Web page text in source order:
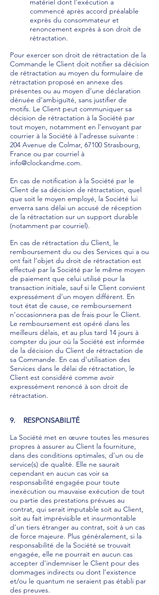
matériel dont l'exécution a
commencé après accord préalable
exprès du consommateur et
renoncement exprès à son droit de
rétractation.
Pour exercer son droit de rétractation de la
Commande le Client doit notifier sa décision
de rétractation au moyen du formulaire de
rétractation proposé en annexe des
présentes ou au moyen d’une déclaration
dénuée d’ambiguïté, sans justifier de
motifs. Le Client peut communiquer sa
décision de rétractation à la Société par
tout moyen, notamment en l’envoyant par
courrier à la Société à l’adresse suivante :
204 Avenue de Colmar, 67100 Strasbourg,
France ou par courriel à
info@clockandme.com.
En cas de notification à la Société par le
Client de sa décision de rétractation, quel
que soit le moyen employé, la Société lui
enverra sans délai un accusé de réception
de la rétractation sur un support durable
(notamment par courriel).
En cas de rétractation du Client, le
remboursement du ou des Services qui a ou
ont fait l’objet du droit de rétractation est
effectué par la Société par le même moyen
de paiement que celui utilisé pour la
transaction initiale, sauf si le Client convient
expressément d’un moyen différent. En
tout état de cause, ce remboursement
n’occasionnera pas de frais pour le Client.
Le remboursement est opéré dans les
meilleurs délais, et au plus tard 14 jours à
compter du jour où la Société est informée
de la décision du Client de rétractation de
sa Commande. En cas d’utilisation des
Services dans le délai de rétractation, le
Client est considéré comme avoir
expressément renoncé à son droit de
rétractation.
9. RESPONSABILITÉ
La Société met en œuvre toutes les mesures
propres à assurer au Client la fourniture,
dans des conditions optimales, d’un ou de
service(s) de qualité. Elle ne saurait
cependant en aucun cas voir sa
responsabilité engagée pour toute
inexécution ou mauvaise exécution de tout
ou partie des prestations prévues au
contrat, qui serait imputable soit au Client,
soit au fait imprévisible et insurmontable
d’un tiers étranger au contrat, soit à un cas
de force majeure. Plus généralement, si la
responsabilité de la Société se trouvait
engagée, elle ne pourrait en aucun cas
accepter d’indemniser le Client pour des
dommages indirects ou dont l’existence
et/ou le quantum ne seraient pas établi par
des preuves.